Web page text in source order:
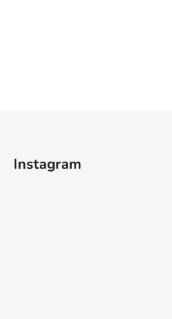
Instagram